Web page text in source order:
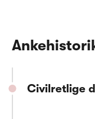
Civilretlige